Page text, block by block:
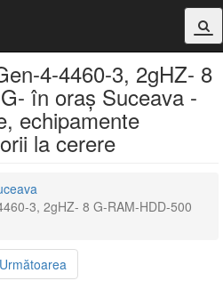
4-4460-3, 2gHZ- 8
în oraș Suceava -
echipamente
la cerere
3, 2gHZ- 8 G-RAM-HDD-500